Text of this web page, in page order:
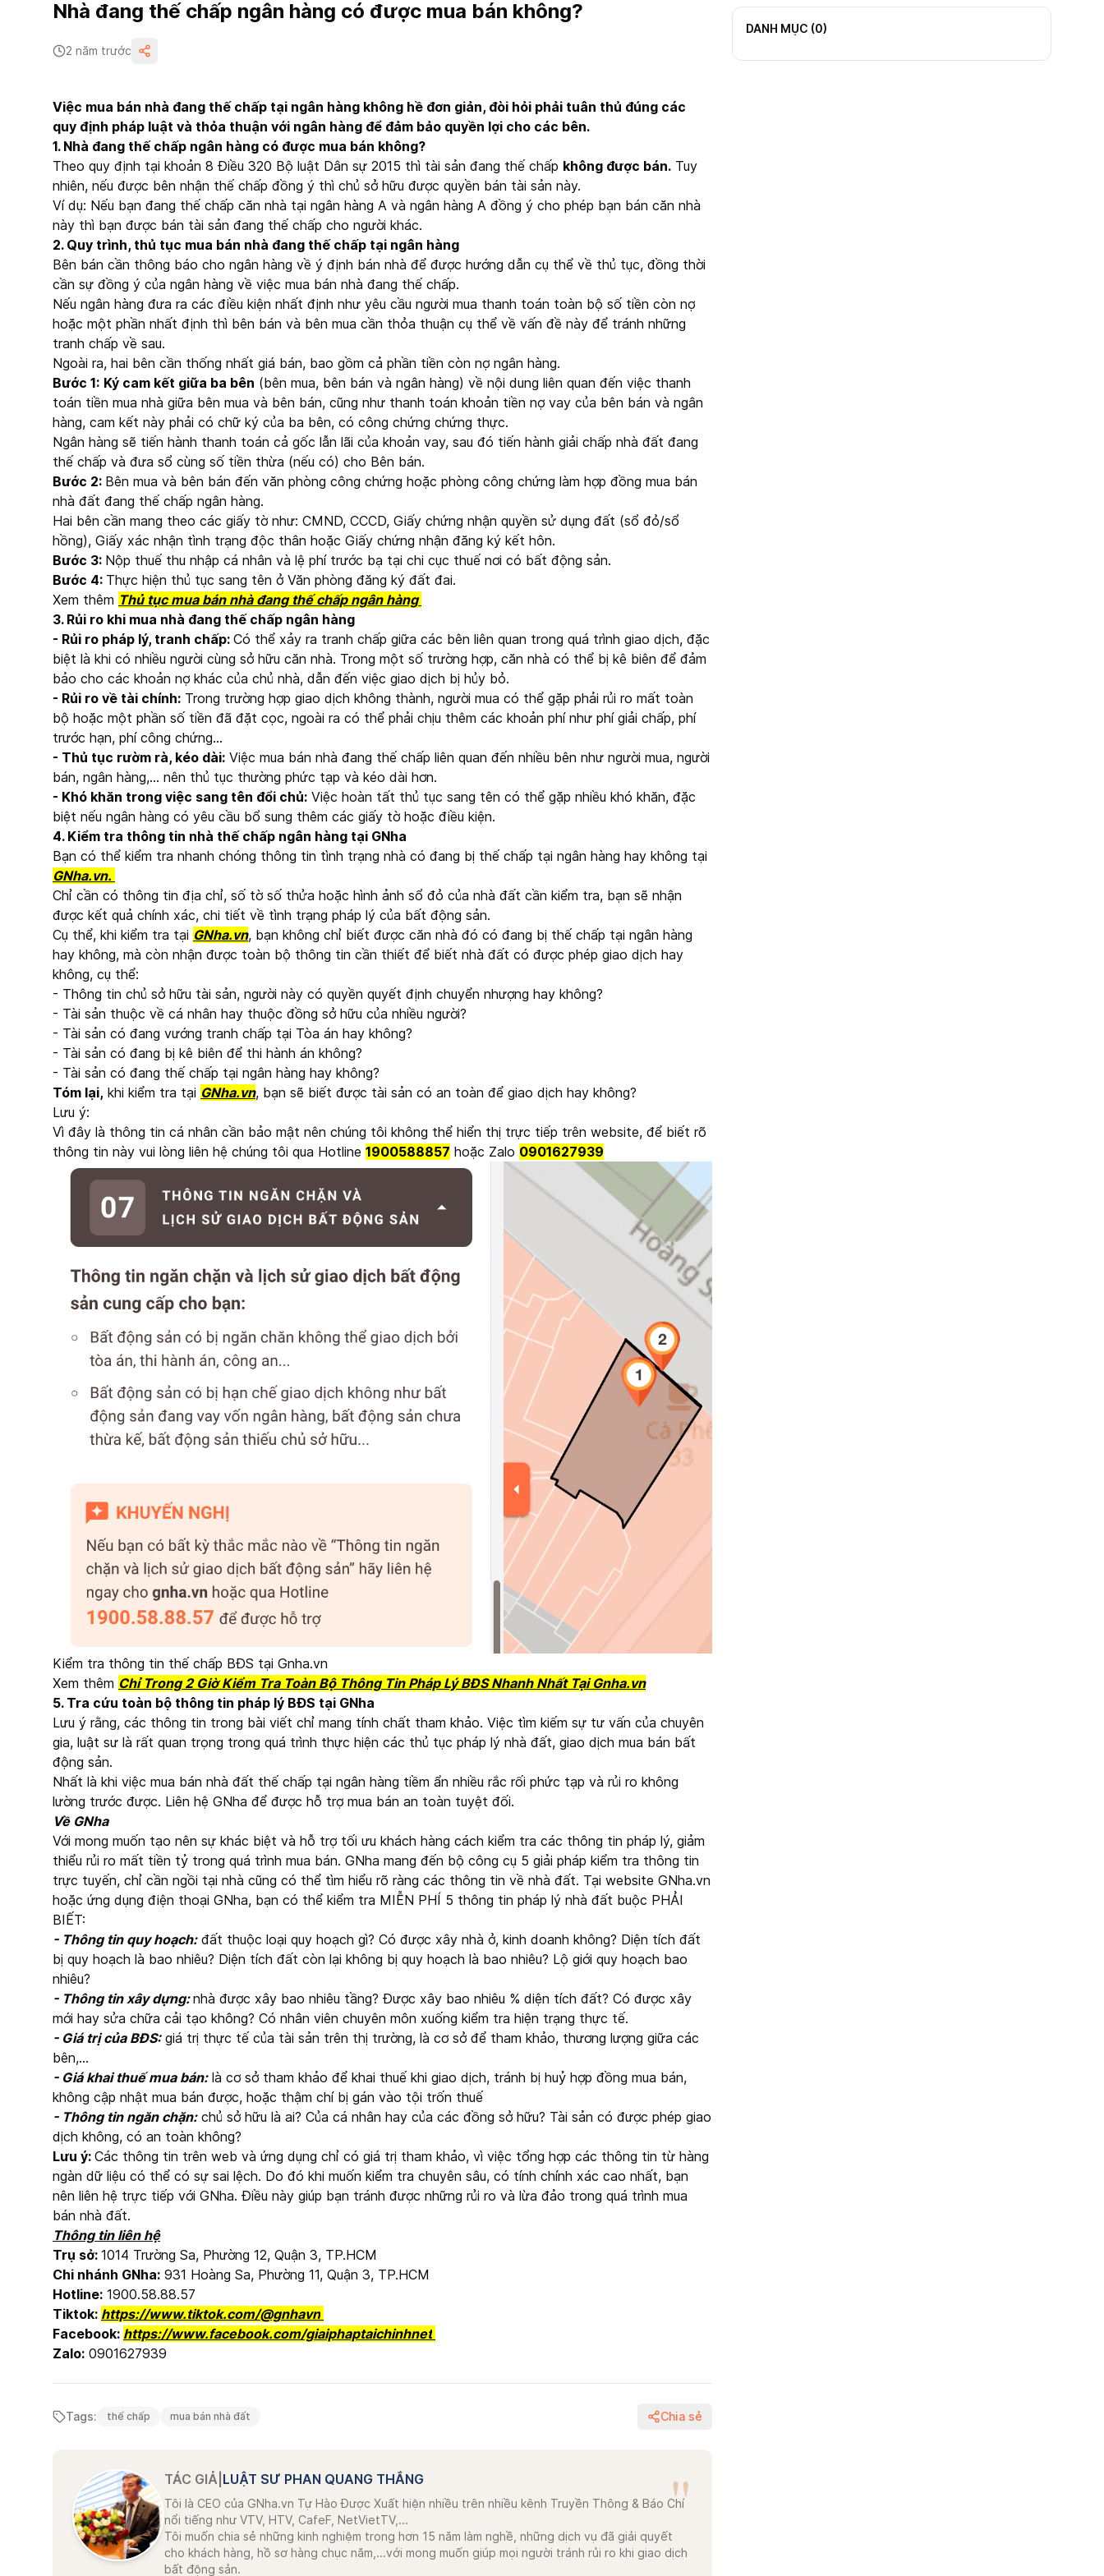
Nhà đang thế chấp ngân hàng có được mua bán không?
2 năm trước
Việc mua bán nhà đang thế chấp tại ngân hàng không hề đơn giản, đòi hỏi phải tuân thủ đúng các
quy định pháp luật và thỏa thuận với ngân hàng để đảm bảo quyền lợi cho các bên.
1. Nhà đang thế chấp ngân hàng có được mua bán không?
Theo quy định tại khoản 8 Điều 320 Bộ luật Dân sự 2015 thì tài sản đang thế chấp không được bán. Tuy
nhiên, nếu được bên nhận thế chấp đồng ý thì chủ sở hữu được quyền bán tài sản này.
Ví dụ: Nếu bạn đang thế chấp căn nhà tại ngân hàng A và ngân hàng A đồng ý cho phép bạn bán căn nhà
này thì bạn được bán tài sản đang thế chấp cho người khác.
2. Quy trình, thủ tục mua bán nhà đang thế chấp tại ngân hàng
Bên bán cần thông báo cho ngân hàng về ý định bán nhà để được hướng dẫn cụ thể về thủ tục, đồng thời
cần sự đồng ý của ngân hàng về việc mua bán nhà đang thế chấp.
Nếu ngân hàng đưa ra các điều kiện nhất định như yêu cầu người mua thanh toán toàn bộ số tiền còn nợ
hoặc một phần nhất định thì bên bán và bên mua cần thỏa thuận cụ thể về vấn đề này để tránh những
tranh chấp về sau.
Ngoài ra, hai bên cần thống nhất giá bán, bao gồm cả phần tiền còn nợ ngân hàng.
Bước 1: Ký cam kết giữa ba bên (bên mua, bên bán và ngân hàng) về nội dung liên quan đến việc thanh
toán tiền mua nhà giữa bên mua và bên bán, cũng như thanh toán khoản tiền nợ vay của bên bán và ngân
hàng, cam kết này phải có chữ ký của ba bên, có công chứng chứng thực.
Ngân hàng sẽ tiến hành thanh toán cả gốc lẫn lãi của khoản vay, sau đó tiến hành giải chấp nhà đất đang
thế chấp và đưa sổ cùng số tiền thừa (nếu có) cho Bên bán.
Bước 2: Bên mua và bên bán đến văn phòng công chứng hoặc phòng công chứng làm hợp đồng mua bán
nhà đất đang thế chấp ngân hàng.
Hai bên cần mang theo các giấy tờ như: CMND, CCCD, Giấy chứng nhận quyền sử dụng đất (sổ đỏ/sổ
hồng), Giấy xác nhận tình trạng độc thân hoặc Giấy chứng nhận đăng ký kết hôn.
Bước 3: Nộp thuế thu nhập cá nhân và lệ phí trước bạ tại chi cục thuế nơi có bất động sản.
Bước 4: Thực hiện thủ tục sang tên ở Văn phòng đăng ký đất đai.
Xem thêm Thủ tục mua bán nhà đang thế chấp ngân hàng
3. Rủi ro khi mua nhà đang thế chấp ngân hàng
- Rủi ro pháp lý, tranh chấp: Có thể xảy ra tranh chấp giữa các bên liên quan trong quá trình giao dịch, đặc
biệt là khi có nhiều người cùng sở hữu căn nhà. Trong một số trường hợp, căn nhà có thể bị kê biên để đảm
bảo cho các khoản nợ khác của chủ nhà, dẫn đến việc giao dịch bị hủy bỏ.
- Rủi ro về tài chính: Trong trường hợp giao dịch không thành, người mua có thể gặp phải rủi ro mất toàn
bộ hoặc một phần số tiền đã đặt cọc, ngoài ra có thể phải chịu thêm các khoản phí như phí giải chấp, phí
trước hạn, phí công chứng...
- Thủ tục rườm rà, kéo dài: Việc mua bán nhà đang thế chấp liên quan đến nhiều bên như người mua, người
bán, ngân hàng,... nên thủ tục thường phức tạp và kéo dài hơn.
- Khó khăn trong việc sang tên đổi chủ: Việc hoàn tất thủ tục sang tên có thể gặp nhiều khó khăn, đặc
biệt nếu ngân hàng có yêu cầu bổ sung thêm các giấy tờ hoặc điều kiện.
4. Kiểm tra thông tin nhà thế chấp ngân hàng tại GNha
Bạn có thể kiểm tra nhanh chóng thông tin tình trạng nhà có đang bị thế chấp tại ngân hàng hay không tại
GNha.vn.
Chỉ cần có thông tin địa chỉ, số tờ số thửa hoặc hình ảnh sổ đỏ của nhà đất cần kiểm tra, bạn sẽ nhận
được kết quả chính xác, chi tiết về tình trạng pháp lý của bất động sản.
Cụ thể, khi kiểm tra tại GNha.vn, bạn không chỉ biết được căn nhà đó có đang bị thế chấp tại ngân hàng
hay không, mà còn nhận được toàn bộ thông tin cần thiết để biết nhà đất có được phép giao dịch hay
không, cụ thể:
- Thông tin chủ sở hữu tài sản, người này có quyền quyết định chuyển nhượng hay không?
- Tài sản thuộc về cá nhân hay thuộc đồng sở hữu của nhiều người?
- Tài sản có đang vướng tranh chấp tại Tòa án hay không?
- Tài sản có đang bị kê biên để thi hành án không?
- Tài sản có đang thế chấp tại ngân hàng hay không?
Tóm lại, khi kiểm tra tại GNha.vn, bạn sẽ biết được tài sản có an toàn để giao dịch hay không?
Lưu ý:
Vì đây là thông tin cá nhân cần bảo mật nên chúng tôi không thể hiển thị trực tiếp trên website, để biết rõ
thông tin này vui lòng liên hệ chúng tôi qua Hotline 1900588857 hoặc Zalo 0901627939
Kiểm tra thông tin thế chấp BĐS tại Gnha.vn
Xem thêm Chỉ Trong 2 Giờ Kiểm Tra Toàn Bộ Thông Tin Pháp Lý BĐS Nhanh Nhất Tại Gnha.vn
5. Tra cứu toàn bộ thông tin pháp lý BĐS tại GNha
Lưu ý rằng, các thông tin trong bài viết chỉ mang tính chất tham khảo. Việc tìm kiếm sự tư vấn của chuyên
gia, luật sư là rất quan trọng trong quá trình thực hiện các thủ tục pháp lý nhà đất, giao dịch mua bán bất
động sản.
Nhất là khi việc mua bán nhà đất thế chấp tại ngân hàng tiềm ẩn nhiều rắc rối phức tạp và rủi ro không
lường trước được. Liên hệ GNha để được hỗ trợ mua bán an toàn tuyệt đối.
Về GNha
Với mong muốn tạo nên sự khác biệt và hỗ trợ tối ưu khách hàng cách kiểm tra các thông tin pháp lý, giảm
thiểu rủi ro mất tiền tỷ trong quá trình mua bán. GNha mang đến bộ công cụ 5 giải pháp kiểm tra thông tin
trực tuyến, chỉ cần ngồi tại nhà cũng có thể tìm hiểu rõ ràng các thông tin về nhà đất. Tại website GNha.vn
hoặc ứng dụng điện thoại GNha, bạn có thể kiểm tra MIỄN PHÍ 5 thông tin pháp lý nhà đất buộc PHẢI
BIẾT:
- Thông tin quy hoạch:đất thuộc loại quy hoạch gì? Có được xây nhà ở, kinh doanh không? Diện tích đất
bị quy hoạch là bao nhiêu? Diện tích đất còn lại không bị quy hoạch là bao nhiêu? Lộ giới quy hoạch bao
nhiêu?
- Thông tin xây dựng:nhà được xây bao nhiêu tầng? Được xây bao nhiêu % diện tích đất? Có được xây
mới hay sửa chữa cải tạo không? Có nhân viên chuyên môn xuống kiểm tra hiện trạng thực tế.
- Giá trị của BĐS:giá trị thực tế của tài sản trên thị trường, là cơ sở để tham khảo, thương lượng giữa các
bên,…
- Giá khai thuế mua bán:là cơ sở tham khảo để khai thuế khi giao dịch, tránh bị huỷ hợp đồng mua bán,
không cập nhật mua bán được, hoặc thậm chí bị gán vào tội trốn thuế
- Thông tin ngăn chặn:chủ sở hữu là ai? Của cá nhân hay của các đồng sở hữu? Tài sản có được phép giao
dịch không, có an toàn không?
Lưu ý: Các thông tin trên web và ứng dụng chỉ có giá trị tham khảo, vì việc tổng hợp các thông tin từ hàng
ngàn dữ liệu có thể có sự sai lệch. Do đó khi muốn kiểm tra chuyên sâu, có tính chính xác cao nhất, bạn
nên liên hệ trực tiếp với GNha. Điều này giúp bạn tránh được những rủi ro và lừa đảo trong quá trình mua
bán nhà đất.
Thông tin liên hệ
Trụ sở: 1014 Trường Sa, Phường 12, Quận 3, TP.HCM
Chi nhánh GNha: 931 Hoàng Sa, Phường 11, Quận 3, TP.HCM
Hotline: 1900.58.88.57
Tiktok: https://www.tiktok.com/@gnhavn
Facebook: https://www.facebook.com/giaiphaptaichinhnet
Zalo: 0901627939
Tags: thế chấp mua bán nhà đất Chia sẻ
TÁC GIẢ LUẬT SƯ PHAN QUANG THẮNG
Tôi là CEO của GNha.vn Tự Hào Được Xuất hiện nhiều trên nhiều kênh Truyền Thông & Báo Chí
nổi tiếng như VTV, HTV, CafeF, NetVietTV,...
Tôi muốn chia sẻ những kinh nghiệm trong hơn 15 năm làm nghề, những dịch vụ đã giải quyết
cho khách hàng, hồ sơ hàng chục năm,...với mong muốn giúp mọi người tránh rủi ro khi giao dịch
bất động sản.
"
DANH MỤC (0)